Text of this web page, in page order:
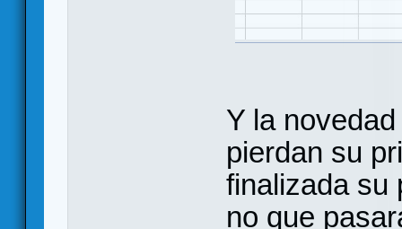
Y la
pierdan su
finalizada su
no que